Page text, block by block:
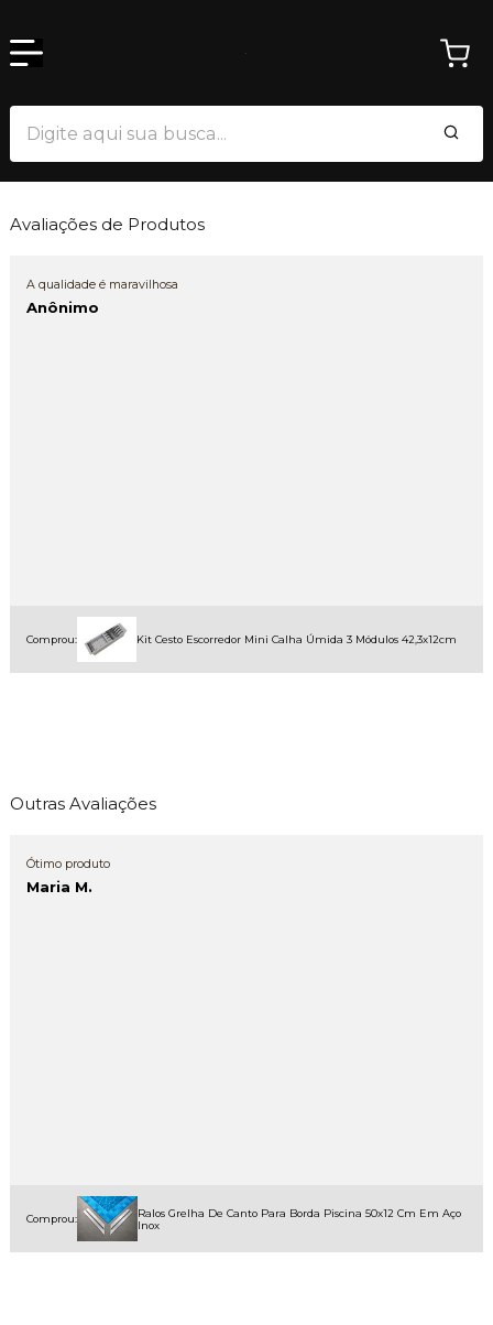
Avaliações de Produtos
A qualidade é maravilhosa
Anônimo
Comprou: Kit Cesto Escorredor Mini Calha Úmida 3 Módulos 42,3x12cm
Outras Avaliações
Ótimo produto
Maria M.
Comprou:
Ralos Grelha De Canto Para Borda Piscina 50x12 Cm Em Aço
Inox